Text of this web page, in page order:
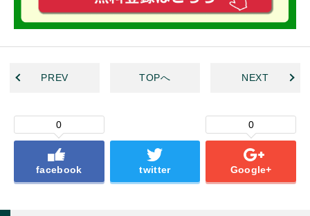
PREV TOPへ NEXT
0
facebook twitter
0
Google+